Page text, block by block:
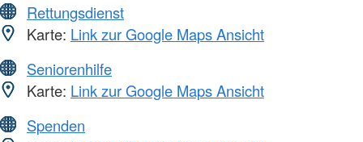
Rettungsdienst
Karte: Link zur Google Maps Ansicht
Seniorenhilfe
Karte: Link zur Google Maps Ansicht
Spenden